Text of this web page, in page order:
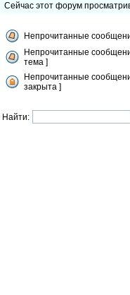
Сейчас этот форум
Непрочитанные
Непрочитанные
тема ]
Непрочитанные
закрыта ]
Найти: